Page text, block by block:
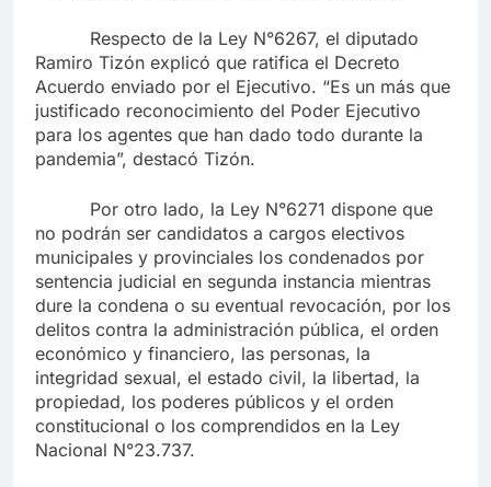
Respecto de la Ley N°6267, el diputado
Ramiro Tizón explicó que ratifica el Decreto
Acuerdo enviado por el Ejecutivo. “Es un más que
justificado reconocimiento del Poder Ejecutivo
para los agentes que han dado todo durante la
pandemia”, destacó Tizón.
Por otro lado, la Ley N°6271 dispone que
no podrán ser candidatos a cargos electivos
municipales y provinciales los condenados por
sentencia judicial en segunda instancia mientras
dure la condena o su eventual revocación, por los
delitos contra la administración pública, el orden
económico y financiero, las personas, la
integridad sexual, el estado civil, la libertad, la
propiedad, los poderes públicos y el orden
constitucional o los comprendidos en la Ley
Nacional N°23.737.